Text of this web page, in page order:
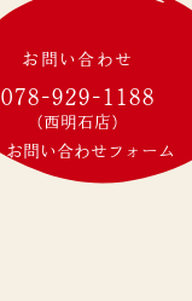
お問い合わせ
078-929-1188
(西明石店)
お問い合わせフォーム